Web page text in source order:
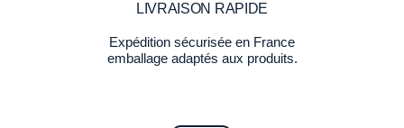
LIVRAISON RAPIDE
Expédition sécurisée en France
emballage adaptés aux produits.